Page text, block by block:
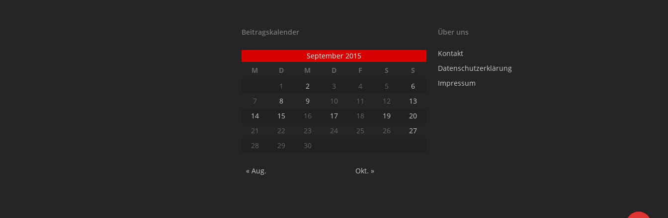
Beitragskalender
September 2015
M
D M D F S
S
1
2 3 4 5
6
7
8 9 10 11 12
13
14
15 16 17 18 19
20
21
22 23 24 25 26
27
28
29 30
« Aug. Okt. »
Über uns
Kontakt
Datenschutzerklärung
Impressum